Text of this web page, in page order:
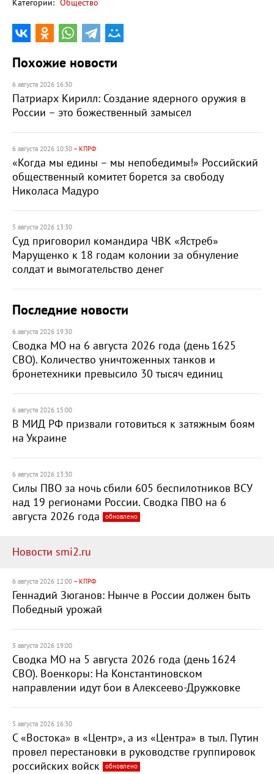
Категории: Общество
Похожие новости
6 августа 2026 16:30
Патриарх Кирилл: Создание ядерного оружия в
России – это божественный замысел
6 августа 2026 10:30 – КПРФ
«Когда мы едины – мы непобедимы!» Российский
общественный комитет борется за свободу
Николаса Мадуро
5 августа 2026 13:30
Суд приговорил командира ЧВК «Ястреб»
Марущенко к 18 годам колонии за обнуление
солдат и вымогательство денег
Последние новости
6 августа 2026 19:30
Сводка МО на 6 августа 2026 года (день 1625
СВО). Количество уничтоженных танков и
бронетехники превысило 30 тысяч единиц
6 августа 2026 15:00
В МИД РФ призвали готовиться к затяжным боям
на Украине
6 августа 2026 13:30
Силы ПВО за ночь сбили 605 беспилотников ВСУ
над 19 регионами России. Сводка ПВО на 6
августа 2026 года
обновлено
Новости smi2.ru
6 августа 2026 12:00 – КПРФ
Геннадий Зюганов: Нынче в России должен быть
Победный урожай
5 августа 2026 19:00
Сводка МО на 5 августа 2026 года (день 1624
СВО). Военкоры: На Константиновском
направлении идут бои в Алексеево-Дружковке
5 августа 2026 16:30
С «Востока» в «Центр», а из «Центра» в тыл. Путин
провел перестановки в руководстве группировок
российских войск
обновлено